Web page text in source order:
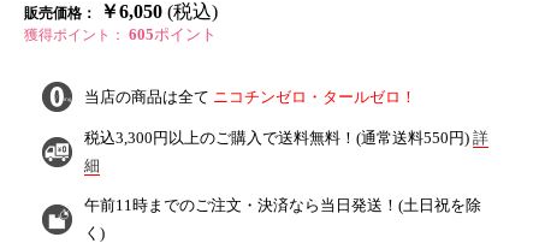
販売価格：
￥6,050 (税込)
獲得ポイント： 605ポイント
当店の商品は全て ニコチンゼロ・タールゼロ！
税込3,300円以上のご購入で送料無料！ (通常送料550円) 詳
細
午前11時までのご注文・決済なら 当日発送！ (土日祝を除
く)